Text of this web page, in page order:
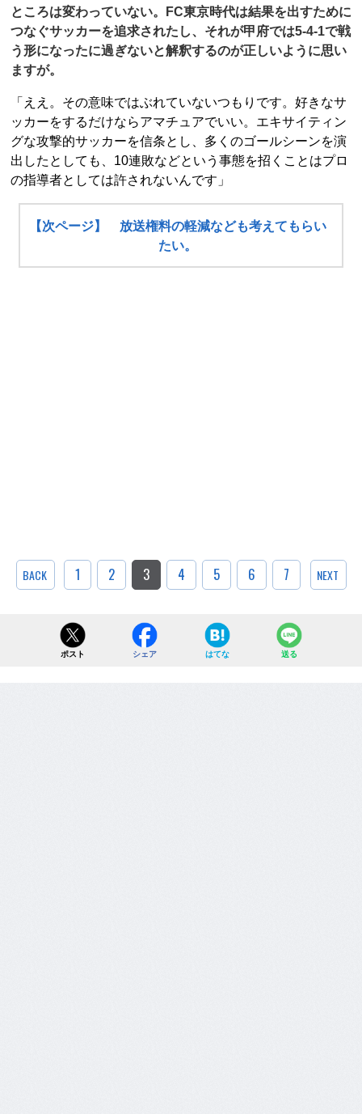
ところは変わっていない。FC東京時代は結果を出すために
つなぐサッカーを追求されたし、それが甲府では5-4-1で戦
う形になったに過ぎないと解釈するのが正しいように思い
ますが。
「ええ。その意味ではぶれていないつもりです。好きなサ
ッカーをするだけならアマチュアでいい。エキサイティン
グな攻撃的サッカーを信条とし、多くのゴールシーンを演
出したとしても、10連敗などという事態を招くことはプロ
の指導者としては許されないんです」
【次ページ】 放送権料の軽減なども考えてもらい
たい。
BACK 1 2 3 4 5 6 7 NEXT
ポスト シェア はてな 送る